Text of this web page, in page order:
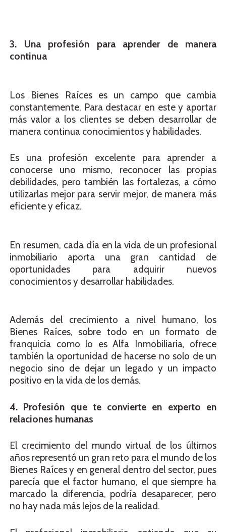
3. Una profesión para aprender de manera
continua
Los Bienes Raíces es un campo que cambia
constantemente. Para destacar en este y aportar
más valor a los clientes se deben desarrollar de
manera continua conocimientos y habilidades.
Es una profesión excelente para aprender a
conocerse uno mismo, reconocer las propias
debilidades, pero también las fortalezas, a cómo
utilizarlas mejor para servir mejor, de manera más
eficiente y eficaz.
En resumen, cada día en la vida de un profesional
inmobiliario aporta una gran cantidad de
oportunidades para adquirir nuevos
conocimientos y desarrollar habilidades.
Además del crecimiento a nivel humano, los
Bienes Raíces, sobre todo en un formato de
franquicia como lo es Alfa Inmobiliaria, ofrece
también la oportunidad de hacerse no solo de un
negocio sino de dejar un legado y un impacto
positivo en la vida de los demás.
4. Profesión que te convierte en experto en
relaciones humanas
El crecimiento del mundo virtual de los últimos
años representó un gran reto para el mundo de los
Bienes Raíces y en general dentro del sector, pues
parecía que el factor humano, el que siempre ha
marcado la diferencia, podría desaparecer, pero
no hay nada más lejos de la realidad.